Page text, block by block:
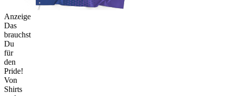
Anzeige
Das
brauchst
Du
für
den
Pride!
Von
Shirts